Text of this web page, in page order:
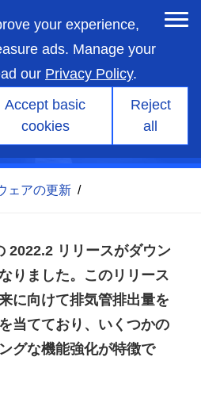
your experience,
ads. Manage your
our Privacy Policy.
Accept basic
cookies
Reject
all
トウェア
ェアの更新 /
リリースがダウン
りました。このリリース
に向けて排気管排出量を
当てており、いくつかの
グな機能強化が特徴で